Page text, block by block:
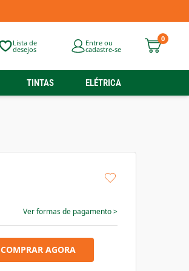
Lista de
desejos
Entre ou
cadastre-se
0
TINTAS ELÉTRICA
Ver formas de pagamento>
COMPRAR AGORA